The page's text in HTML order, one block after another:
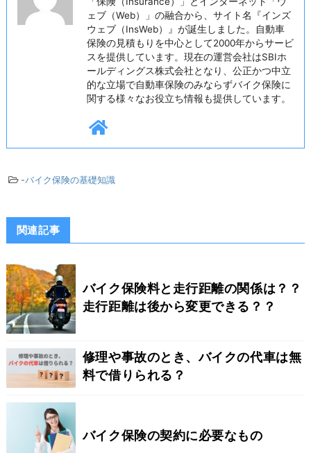
ェブ（Web）」の融合から、サイト名『インズ
ウェブ（InsWeb）』が誕生しました。自動車
保険の見積もりを中心として2000年からサービ
スを提供しています。現在の運営会社はSBIホ
ールディングス株式会社となり、公正かつ中立
的な立場で自動車保険のみならずバイク保険に
関する様々なお役立ち情報も提供しています。
-バイク保険の基礎知識
関連記事
バイク保険料と走行距離の関係は？？
走行距離は後から変更できる？？
修理や事故のとき、バイクの代車は無
料で借りられる？
バイク保険の契約に必要なもの